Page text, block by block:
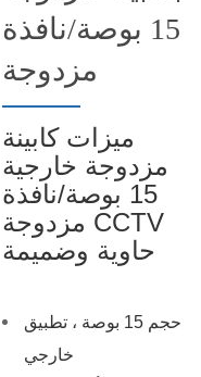
15 بوصة/نافذة
مزدوجة
ميزات كابينة
مزدوجة خارجية
15 بوصة/نافذة
مزدوجة CCTV
حاوية وضميمة
حجم 15 بوصة ، تطبيق
خارجي